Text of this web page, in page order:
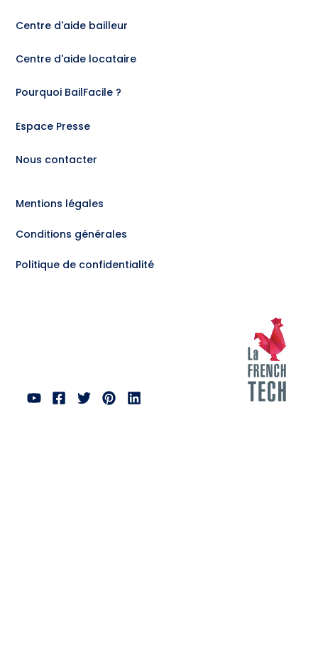
Centre d'aide bailleur
Centre d'aide locataire
Pourquoi BailFacile ?
Espace Presse
Nous contacter
Mentions légales
Conditions générales
Politique de confidentialité